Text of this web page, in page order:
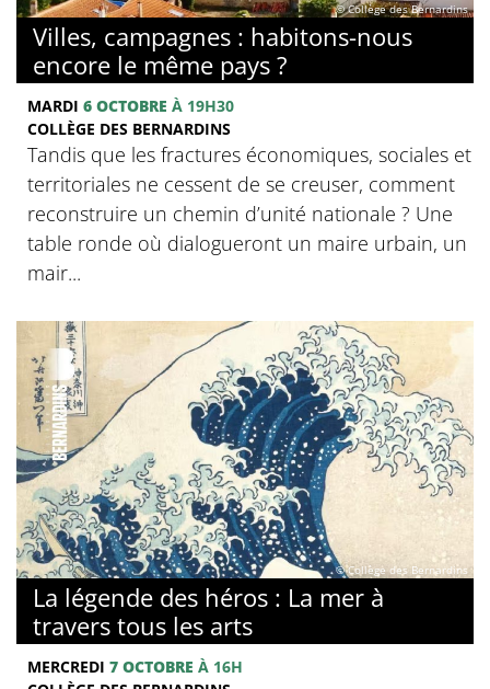
© Collège des Bernardins
Villes, campagnes : habitons-nous
encore le même pays ?
MARDI 6 OCTOBRE À 19H30
COLLÈGE DES BERNARDINS
Tandis que les fractures économiques, sociales et
territoriales ne cessent de se creuser, comment
reconstruire un chemin d’unité nationale ? Une
table ronde où dialogueront un maire urbain, un
mair...
© Collège des Bernardins
La légende des héros : La mer à
travers tous les arts
MERCREDI 7 OCTOBRE À 16H